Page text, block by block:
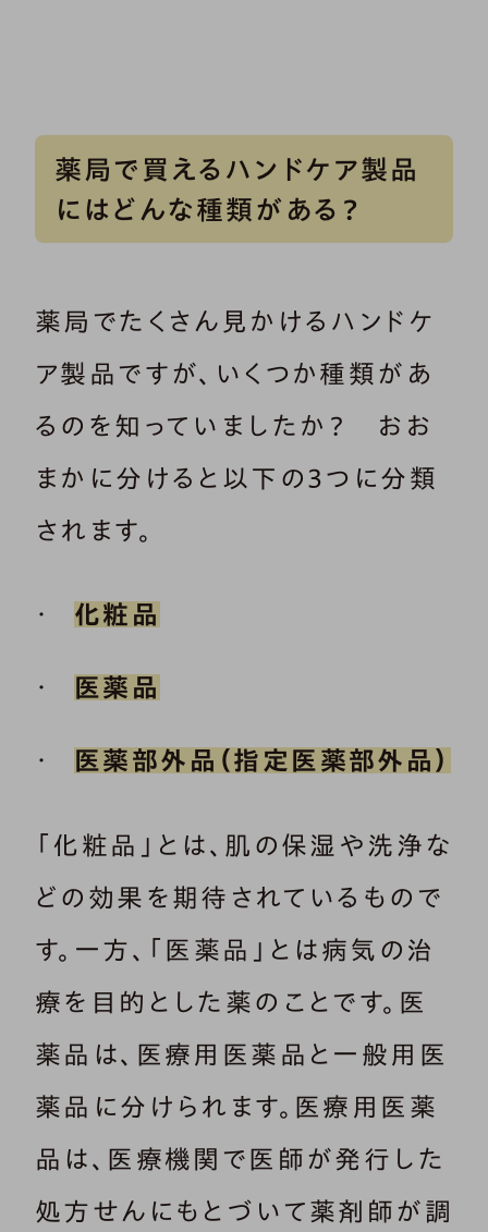
薬局で買えるハンドケア製品
にはどんな種類がある？
薬局でたくさん見かけるハンドケ
ア製品ですが、いくつか種類があ
るのを知っていましたか？ おお
まかに分けると以下の3つに分類
されます。
化粧品
医薬品
医薬部外品（指定医薬部外品）
「化粧品」とは、肌の保湿や洗浄な
どの効果を期待されているもので
す。一方、「医薬品」とは病気の治
療を目的とした薬のことです。医
薬品は、医療用医薬品と一般用医
薬品に分けられます。医療用医薬
品は、医療機関で医師が発行した
処方せんにもとづいて薬剤師が調